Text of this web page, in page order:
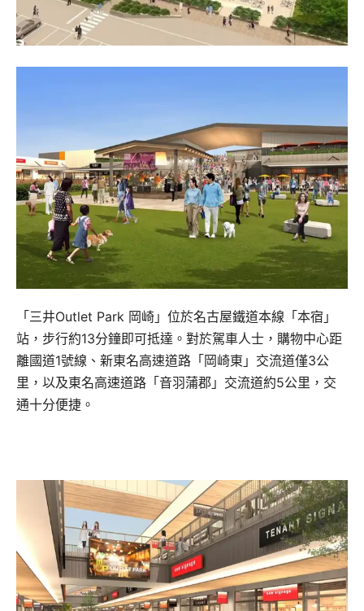
「三井Outlet Park 岡崎」位於名古屋鐵道本線「本宿」
站，步行約13分鐘即可抵達。對於駕車人士，購物中心距
離國道1號線、新東名高速道路「岡崎東」交流道僅3公
里，以及東名高速道路「音羽蒲郡」交流道約5公里，交
通十分便捷。